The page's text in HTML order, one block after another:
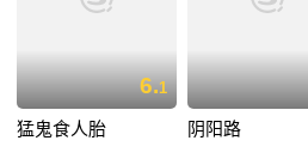
6.1
猛鬼食人胎 阴阳路